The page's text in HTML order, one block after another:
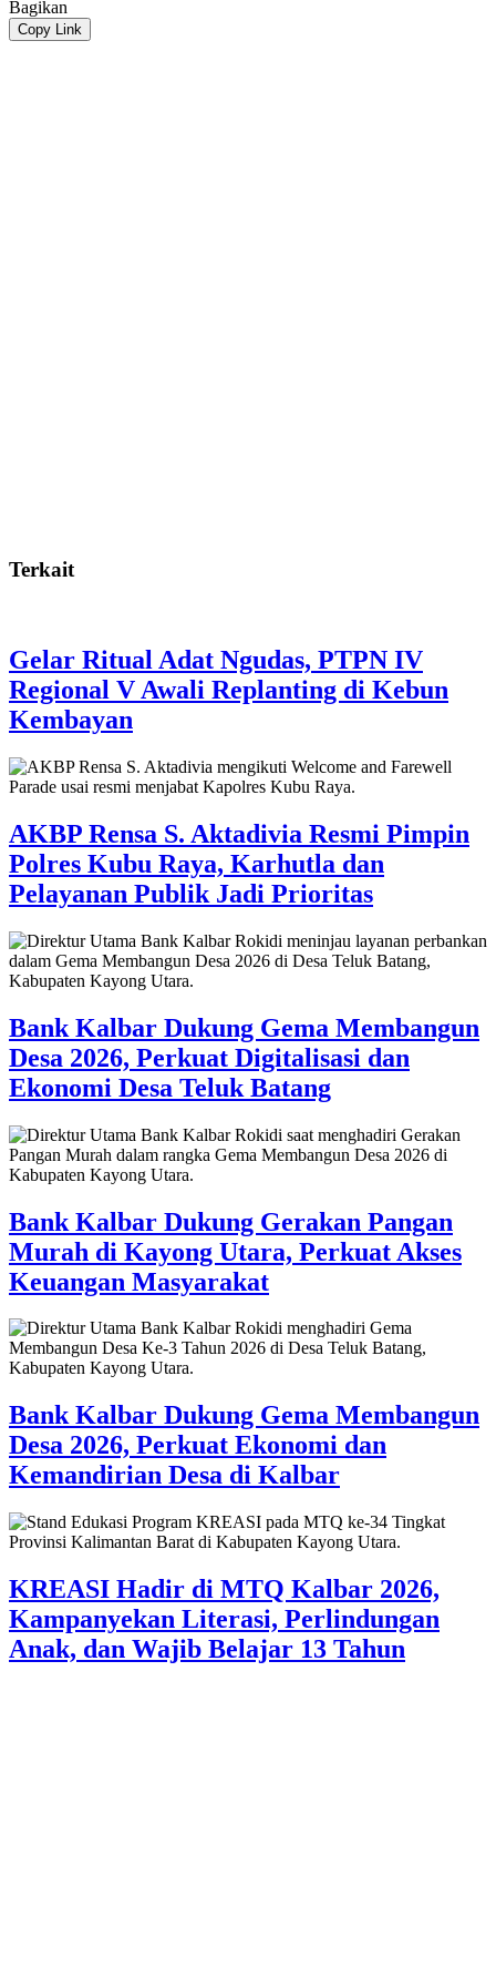
Bagikan
Copy Link
Terkait
Gelar Ritual Adat Ngudas, PTPN IV
Regional V Awali Replanting di Kebun
Kembayan
AKBP Rensa S. Aktadivia Resmi Pimpin
Polres Kubu Raya, Karhutla dan
Pelayanan Publik Jadi Prioritas
Bank Kalbar Dukung Gema Membangun
Desa 2026, Perkuat Digitalisasi dan
Ekonomi Desa Teluk Batang
Bank Kalbar Dukung Gerakan Pangan
Murah di Kayong Utara, Perkuat Akses
Keuangan Masyarakat
Bank Kalbar Dukung Gema Membangun
Desa 2026, Perkuat Ekonomi dan
Kemandirian Desa di Kalbar
KREASI Hadir di MTQ Kalbar 2026,
Kampanyekan Literasi, Perlindungan
Anak, dan Wajib Belajar 13 Tahun